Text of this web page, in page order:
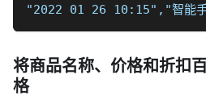
"2022 01 26 10:15","智
将商品名称、价格和折扣
格